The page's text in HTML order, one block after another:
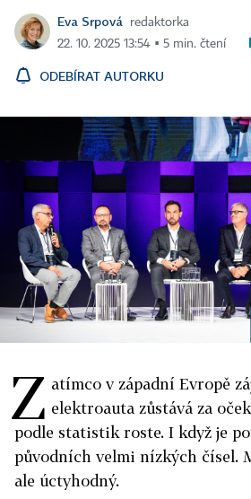
Eva Srpová
redaktorka
22. 10. 2025 13:54 ▪ 5 min. čtení
ODEBÍRAT AUTORKU
Z atímco v západní Evropě
elektroauta zůstává za
podle statistik roste. I když je
původních velmi nízkých čísel.
ale úctyhodný.